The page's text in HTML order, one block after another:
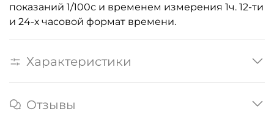
показаний 1/100с и временем измерения 1ч. 12-ти
и 24-х часовой формат времени.
Характеристики
Отзывы